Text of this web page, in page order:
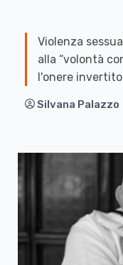
Violenza
alla “volontà
l'onere
Silvana Palazzo